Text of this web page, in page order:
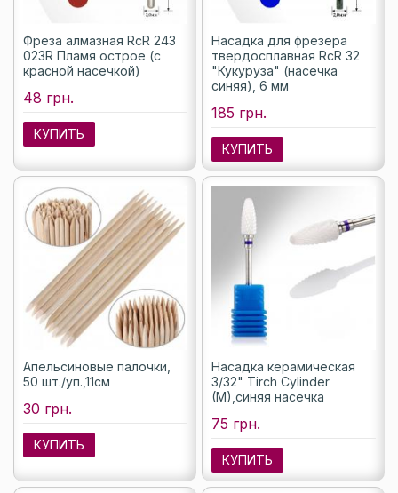
Фреза алмазная RcR 243
023R Пламя острое (с
красной насечкой)
48 грн.
КУПИТЬ
Насадка для фрезера
твердосплавная RcR 32
"Кукуруза" (насечка
синяя), 6 мм
185 грн.
КУПИТЬ
Апельсиновые палочки,
50 шт./уп.,11см
30 грн.
КУПИТЬ
Насадка керамическая
3/32" Tirch Cylinder
(M),синяя насечка
75 грн.
КУПИТЬ